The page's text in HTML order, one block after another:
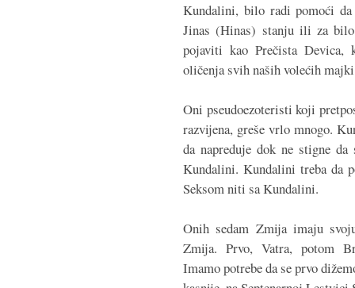
Kundalini, bilo radi pomoći
Jinas (Hinas) stanju ili za
pojaviti kao Prečista
oličenja svih naših volećih
Oni pseudoezoteristi koji
razvijena, greše vrlo mnogo.
da napreduje dok ne stigne
Kundalini. Kundalini treba da
Seksom niti sa Kundalini.
Onih sedam Zmija imaju
Zmija. Prvo, Vatra, potom
Imamo potrebe da se prvo